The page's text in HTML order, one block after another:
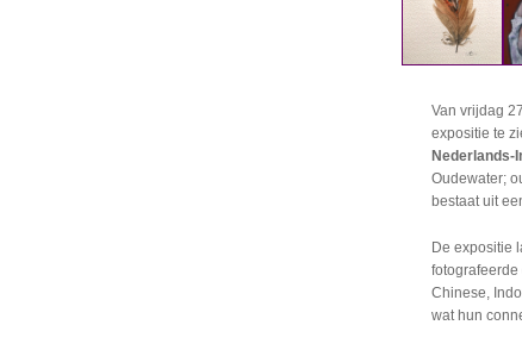
Van vrijdag
expositie te
Nederlands-
Oudewater;
bestaat uit
De expositie
Chinese,
wat hun